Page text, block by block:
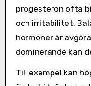
progesteron ofta
och irritabilitet.
hormoner är
dominerande kan
Till exempel kan